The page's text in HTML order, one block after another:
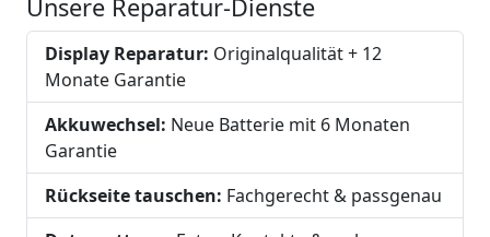
Unsere Reparatur-Dienste
Display Reparatur: Originalqualität + 12
Monate Garantie
Akkuwechsel: Neue Batterie mit 6 Monaten
Garantie
Rückseite tauschen: Fachgerecht & passgenau